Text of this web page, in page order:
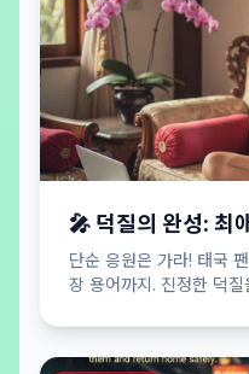
🎤 덕질의 완성: 최
단순 응원은 가라! 태국
장 용어까지. 진정한 덕